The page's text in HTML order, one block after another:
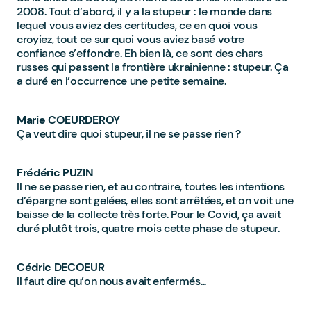
2008. Tout d’abord, il y a la stupeur : le monde dans
lequel vous aviez des certitudes, ce en quoi vous
croyiez, tout ce sur quoi vous aviez basé votre
confiance s’effondre. Eh bien là, ce sont des chars
russes qui passent la frontière ukrainienne : stupeur. Ça
a duré en l’occurrence une petite semaine.
Marie COEURDEROY
Ça veut dire quoi stupeur, il ne se passe rien ?
Frédéric PUZIN
Il ne se passe rien, et au contraire, toutes les intentions
d’épargne sont gelées, elles sont arrêtées, et on voit une
baisse de la collecte très forte. Pour le Covid, ça avait
duré plutôt trois, quatre mois cette phase de stupeur.
Cédric DECOEUR
Il faut dire qu’on nous avait enfermés...